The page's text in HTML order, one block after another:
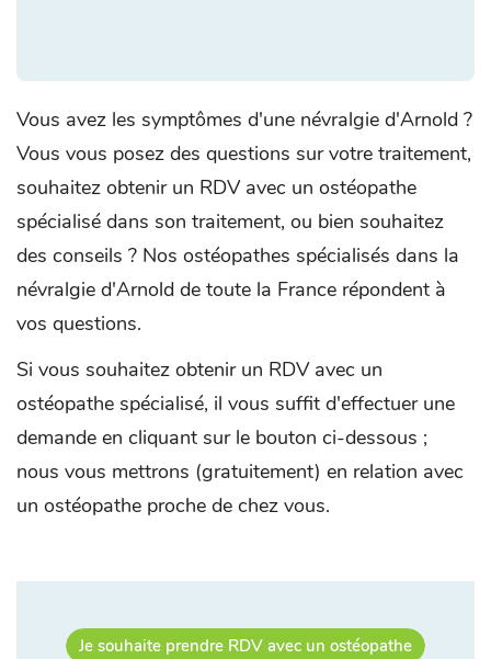
Vous avez les symptômes d'une névralgie d'Arnold ?
Vous vous posez des questions sur votre traitement,
souhaitez obtenir un RDV avec un ostéopathe
spécialisé dans son traitement, ou bien souhaitez
des conseils ? Nos ostéopathes spécialisés dans la
névralgie d'Arnold de toute la France répondent à
vos questions.
Si vous souhaitez obtenir un RDV avec un
ostéopathe spécialisé, il vous suffit d'effectuer une
demande en cliquant sur le bouton ci-dessous ;
nous vous mettrons (gratuitement) en relation avec
un ostéopathe proche de chez vous.
Je souhaite prendre RDV avec un ostéopathe